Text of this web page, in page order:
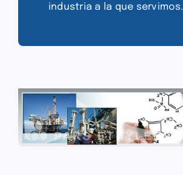
industria a la que servimos.